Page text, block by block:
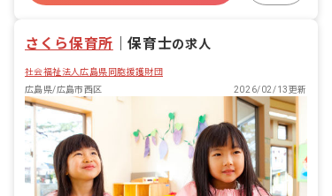
さくら保育所 ｜保育士の求人
社会福祉法人広島県同胞援護財団
広島県/広島市西区
2026/02/13更新